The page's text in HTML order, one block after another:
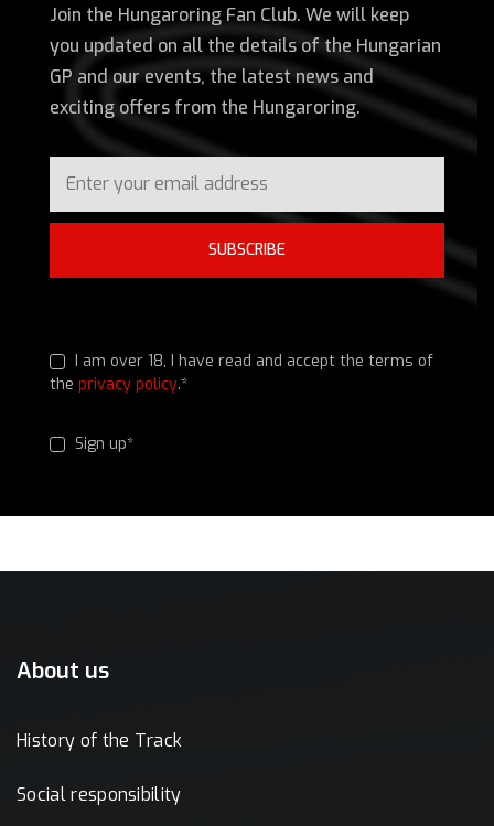
Join the Hungaroring Fan Club. We will keep
you updated on all the details of the Hungarian
GP and our events, the latest news and
exciting offers from the Hungaroring.
SUBSCRIBE
I am over 18, I have read and accept the terms of
the privacy policy.*
Sign up*
About us
History of the Track
Social responsibility